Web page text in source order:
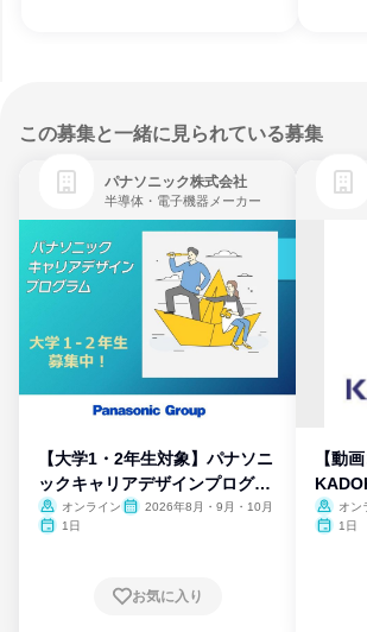
この募集と一緒に見られている募集
パナソニック株式会社
半導体・電子機器メーカー
【大学1・2年生対象】パナソニ
ックキャリアデザインプログラ
ム
オンライン
2026年8月・9月・10月
1日
お気に入り
【動
オン
1日